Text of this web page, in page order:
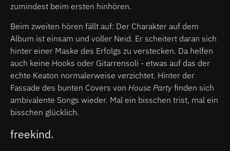
zumindest beim ersten hinhören.
Beim zweiten hören fällt auf: Der Charakter auf dem
Album ist einsam und voller Neid. Er scheitert daran sich
hinter einer Maske des Erfolgs zu verstecken. Da helfen
auch keine Hooks oder Gitarrensoli - etwas auf das der
echte Keaton normalerweise verzichtet. Hinter der
Fassade des bunten Covers von House Party finden sich
ambivalente Songs wieder. Mal ein bisschen trist, mal ein
bisschen glücklich.
freekind.